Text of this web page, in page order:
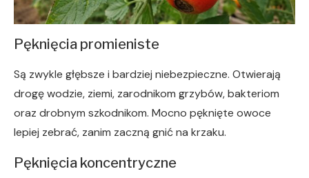
Pęknięcia promieniste
Są zwykle głębsze i bardziej niebezpieczne. Otwierają
drogę wodzie, ziemi, zarodnikom grzybów, bakteriom
oraz drobnym szkodnikom. Mocno pęknięte owoce
lepiej zebrać, zanim zaczną gnić na krzaku.
Pęknięcia koncentryczne